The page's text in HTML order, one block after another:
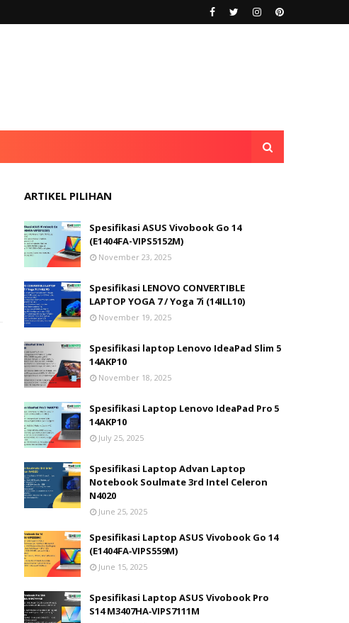
ARTIKEL PILIHAN
Spesifikasi ASUS Vivobook Go 14
(E1404FA-VIPS5152M)
November 23, 2025
Spesifikasi LENOVO CONVERTIBLE
LAPTOP YOGA 7 / Yoga 7i (14ILL10)
November 19, 2025
Spesifikasi laptop Lenovo IdeaPad Slim 5
14AKP10
November 18, 2025
Spesifikasi Laptop Lenovo IdeaPad Pro 5
14AKP10
July 25, 2025
Spesifikasi Laptop Advan Laptop
Notebook Soulmate 3rd Intel Celeron
N4020
June 25, 2025
Spesifikasi Laptop ASUS Vivobook Go 14
(E1404FA‑VIPS559M)
June 15, 2025
Spesifikasi Laptop ASUS Vivobook Pro
S14 M3407HA‑VIPS7111M